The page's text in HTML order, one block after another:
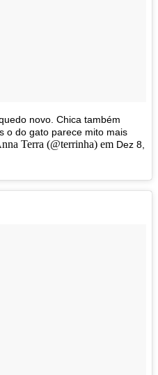
novo. Chica também
o do gato parece mito mais
Terra (@terrinha) em Dez 8,